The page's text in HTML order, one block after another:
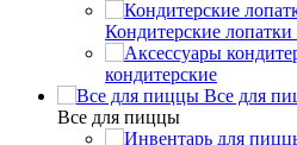
Кондитерские
кондитерские
Все для
Все для пиццы